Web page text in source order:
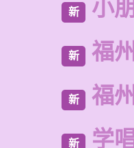
新 小
新 福
新 福
新 学